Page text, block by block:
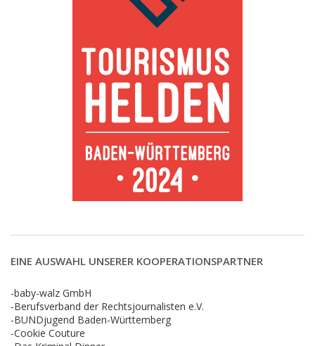
EINE AUSWAHL UNSERER KOOPERATIONSPARTNER
-baby-walz GmbH
-Berufsverband der Rechtsjournalisten e.V.
-BUNDjugend Baden-Württemberg
-Cookie Couture